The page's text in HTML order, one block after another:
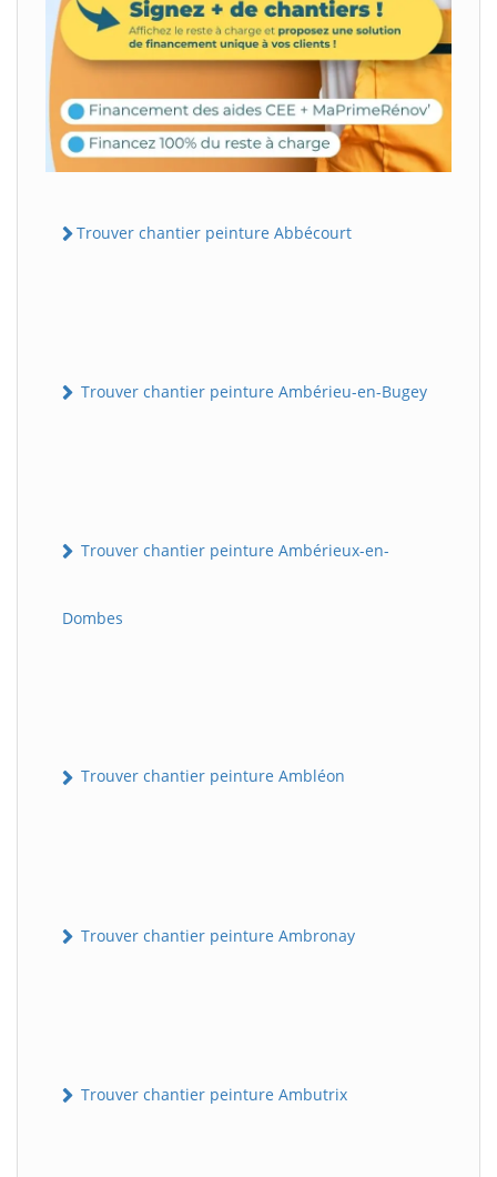
Trouver chantier peinture Abbécourt
Trouver chantier peinture Ambérieu-en-Bugey
Trouver chantier peinture Ambérieux-en-
Dombes
Trouver chantier peinture Ambléon
Trouver chantier peinture Ambronay
Trouver chantier peinture Ambutrix